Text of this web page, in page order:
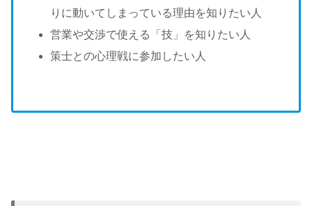
りに動いてしまっている理由を知りたい人
営業や交渉で使える「技」を知りたい人
策士との心理戦に参加したい人